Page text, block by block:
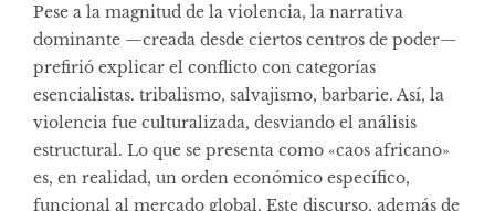
Pese a la magnitud de la violencia, la narrativa
dominante —creada desde ciertos centros de poder—
prefirió explicar el conflicto con categorías
esencialistas. tribalismo, salvajismo, barbarie. Así, la
violencia fue culturalizada, desviando el análisis
estructural. Lo que se presenta como «caos africano»
es, en realidad, un orden económico específico,
funcional al mercado global. Este discurso, además de